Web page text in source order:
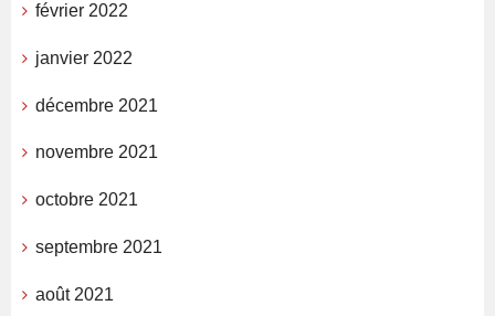
février 2022
janvier 2022
décembre 2021
novembre 2021
octobre 2021
septembre 2021
août 2021